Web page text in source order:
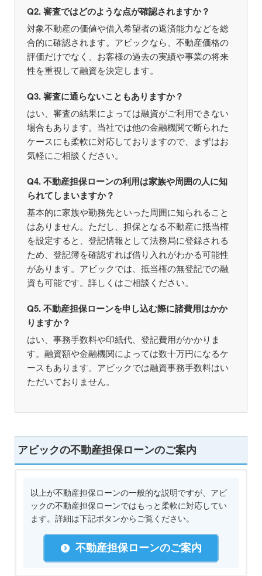
Q2. 審査ではどのような点が確認されますか？
対象不動産の価値や借入希望者の返済能力などを総
合的に確認されます。アビックなら、不動産価格の
評価だけでなく、お客様の過去の実績や事業の将来
性を重視して融資を決定します。
Q3. 審査に通らないこともありますか？
はい、審査の結果によっては融資がご利用できない
場合もあります。当社では他の金融機関で断られた
ケースにも柔軟に対応しておりますので、まずはお
気軽にご相談ください。
Q4. 不動産担保ローンの利用は家族や周囲の人に知
られてしまいますか？
基本的に家族や勤務先といった周囲に知られること
はありません。ただし、担保となる不動産に抵当権
を設定すると、登記情報として法務局に登録される
ため、登記簿を確認すれば借り入れがわかる可能性
があります。アビックでは、抵当権の無登記での融
資も可能です。詳しくはご相談ください。
Q5. 不動産担保ローンを申し込む際に諸費用はかか
りますか？
はい、事務手数料や印紙代、登記費用がかかりま
す。融資額や金融機関によっては数十万円になるケ
ースもあります。アビックでは融資事務手数料はい
ただいておりません。
アビックの不動産担保ローンのご案内
以上が不動産担保ローンの一般的な説明ですが、アビ
ックの不動産担保ローンではもっと柔軟に対応してい
ます。詳細は下記ボタンからご覧ください。
不動産担保ローンのご案内